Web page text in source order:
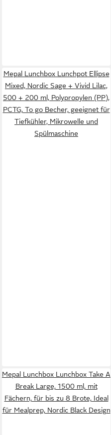
Mepal Lunchbox Lunchpot Ellipse
Mixed, Nordic Sage + Vivid Lilac,
500 + 200 ml, Polypropylen (PP),
PCTG, To go Becher, geeignet für
Tiefkühler, Mikrowelle und
Spülmaschine
Mepal Lunchbox Lunchbox Take A
Break Large, 1500 ml, mit
Fächern, für bis zu 8 Brote, Ideal
für Mealprep, Nordic Black Design